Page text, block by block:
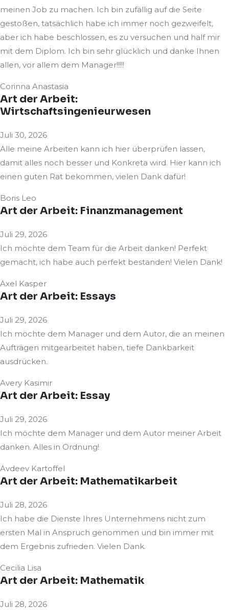
meinen Job zu machen. Ich bin zufällig auf die Seite
gestoßen, tatsächlich habe ich immer noch gezweifelt,
aber ich habe beschlossen, es zu versuchen und half mir
mit dem Diplom. Ich bin sehr glücklich und danke Ihnen
allen, vor allem dem Manager!!!!!
Corinna Anastasia
Art der Arbeit:
Wirtschaftsingenieurwesen
Juli 30, 2026
Alle meine Arbeiten kann ich hier überprüfen lassen,
damit alles noch besser und Konkreta wird. Hier kann ich
einen guten Rat bekommen, vielen Dank dafür!
Boris Leo
Art der Arbeit: Finanzmanagement
Juli 29, 2026
Ich möchte dem Team für die Arbeit danken! Perfekt
gemacht, ich habe auch perfekt bestanden! Vielen Dank!
Axel Kasper
Art der Arbeit: Essays
Juli 29, 2026
Ich möchte dem Manager und dem Autor, die an meinen
Aufträgen mitgearbeitet haben, tiefe Dankbarkeit
ausdrücken.
Avery Kasimir
Art der Arbeit: Essay
Juli 29, 2026
Ich möchte dem Manager und dem Autor meiner Arbeit
danken. Alles in Ordnung!
Avdeev Kartoffel
Art der Arbeit: Mathematikarbeit
Juli 28, 2026
Ich habe die Dienste Ihres Unternehmens nicht zum
ersten Mal in Anspruch genommen und bin immer mit
dem Ergebnis zufrieden. Vielen Dank.
Cecilia Lisa
Art der Arbeit: Mathematik
Juli 28, 2026